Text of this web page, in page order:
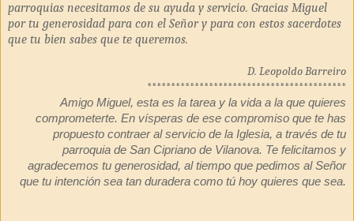
parroquias necesitamos de su ayuda y servicio. Gracias Miguel
por tu generosidad para con el Señor y para con estos sacerdotes
que tu bien sabes que te queremos.
D. Leopoldo Barreiro
******************************************
Amigo Miguel, esta es la tarea y la vida a la que quieres
comprometerte. En vísperas de ese compromiso que te has
propuesto contraer al servicio de la Iglesia, a través de tu
parroquia de San Cipriano de Vilanova. Te felicitamos y
agradecemos tu generosidad, al tiempo que pedimos al Señor
que tu intención sea tan duradera como tú hoy quieres que sea.